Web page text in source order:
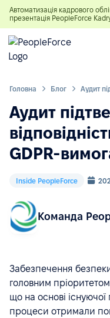
Автоматизація кадрового
презентація PeopleForce
Головна Блог
Аудит
GDPR-
Inside PeopleForce
Команда
Забезпечення
головним
що на основі
процеси отримали